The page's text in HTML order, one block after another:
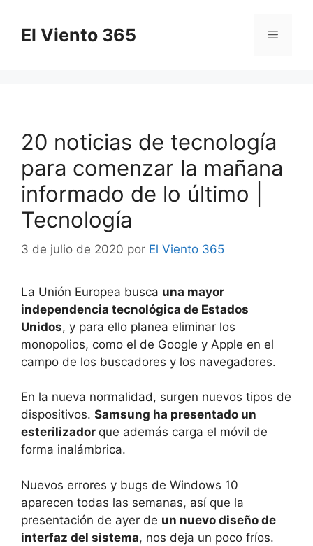
contenido
El Viento 365 Menú
20 noticias de tecnología
para comenzar la mañana
informado de lo último |
Tecnología
3 de julio de 2020 por El Viento 365
La Unión Europea busca una mayor
independencia tecnológica de Estados
Unidos, y para ello planea eliminar los
monopolios, como el de Google y Apple en el
campo de los buscadores y los navegadores.
En la nueva normalidad, surgen nuevos tipos de
dispositivos. Samsung ha presentado un
esterilizador que además carga el móvil de
forma inalámbrica.
Nuevos errores y bugs de Windows 10
aparecen todas las semanas, así que la
presentación de ayer de un nuevo diseño de
interfaz del sistema, nos deja un poco fríos.